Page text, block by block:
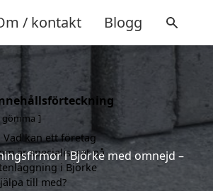
/ kontakt Blogg
i Björke med omnejd –
gömma
Vad kan ett företag
är specialiserat på
i Björke
till med?